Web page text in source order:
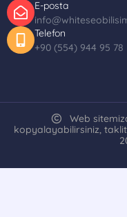
E-posta
Telefon
+90 (554) 944 95 78
Web
kopyalayabilirsiniz,